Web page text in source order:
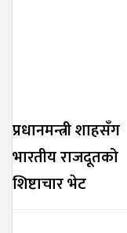
प्रधानमन्त्री शाहसँग
भारतीय राजदूतको
शिष्टाचार भेट